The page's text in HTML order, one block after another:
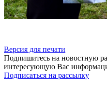
Версия для печати
Подпишитесь на новостную
интересующую Вас
Подписаться на рассылку